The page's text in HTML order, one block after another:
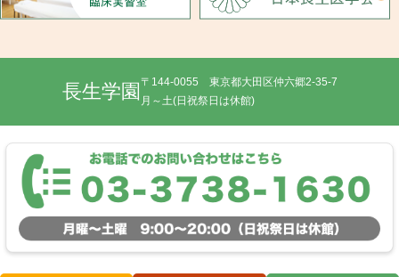
長生学園 〒144-0055 東京都大田区仲六郷2-35-7
月～土(日祝祭日は休館)